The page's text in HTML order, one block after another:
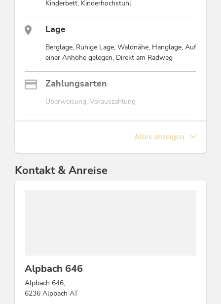
Kinderbett, Kinderhochstuhl
Lage
Berglage, Ruhige Lage, Waldnähe, Hanglage, Auf
einer Anhöhe gelegen, Direkt am Radweg
Zahlungsarten
Überweisung, Vorauszahlung
Eignung
Betten & Zimmer
Ferienwohnung / en: 2
Alles anzeigen
Kontakt & Anreise
Alpbach 646
Alpbach 646,
6236 Alpbach AT